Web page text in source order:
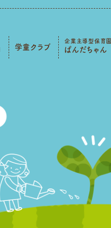
学童クラブ
企業主導型保育園
ぱんだちゃん